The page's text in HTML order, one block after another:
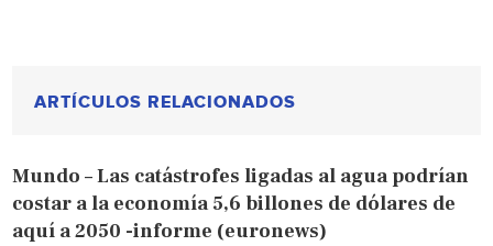
ARTÍCULOS RELACIONADOS
Mundo – Las catástrofes ligadas al agua podrían
costar a la economía 5,6 billones de dólares de
aquí a 2050 -informe (euronews)